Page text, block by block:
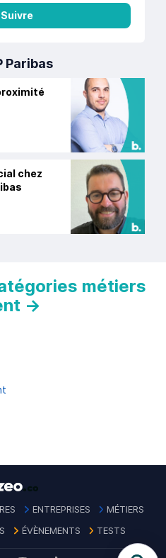
Suivre
Paribas
chez
métiers
→
ENTREPRISES
MÉTIERS
ÉVÈNEMENTS TESTS